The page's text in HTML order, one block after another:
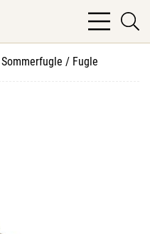
bars
light
Sommerfugle / Fugle